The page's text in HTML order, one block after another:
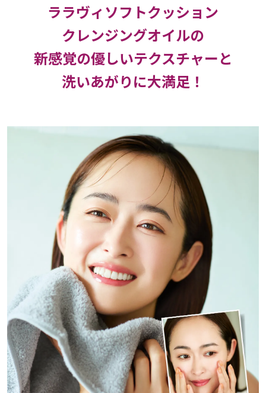
ララヴィソフトクッション
クレンジングオイルの
新感覚の優しいテクスチャーと
洗いあがりに大満足！